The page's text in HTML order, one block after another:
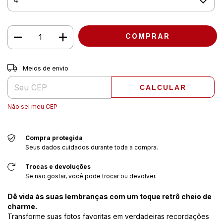
Entregas para o CEP:
Meios de envio
CALCULAR
Não sei meu CEP
Compra protegida
Seus dados cuidados durante toda a compra.
Trocas e devoluções
Se não gostar, você pode trocar ou devolver.
Dê vida às suas lembranças com um toque retrô cheio de
charme.
Transforme suas fotos favoritas em verdadeiras recordações